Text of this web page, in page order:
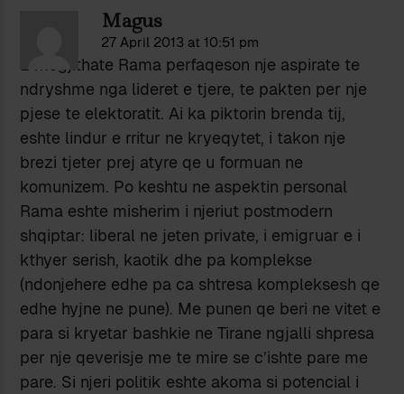
Magus
27 April 2013 at 10:51 pm
E megjithate Rama perfaqeson nje aspirate te
ndryshme nga lideret e tjere, te pakten per nje
pjese te elektoratit. Ai ka piktorin brenda tij,
eshte lindur e rritur ne kryeqytet, i takon nje
brezi tjeter prej atyre qe u formuan ne
komunizem. Po keshtu ne aspektin personal
Rama eshte misherim i njeriut postmodern
shqiptar: liberal ne jeten private, i emigruar e i
kthyer serish, kaotik dhe pa komplekse
(ndonjehere edhe pa ca shtresa kompleksesh qe
edhe hyjne ne pune). Me punen qe beri ne vitet e
para si kryetar bashkie ne Tirane ngjalli shpresa
per nje qeverisje me te mire se c’ishte pare me
pare. Si njeri politik eshte akoma si potencial i